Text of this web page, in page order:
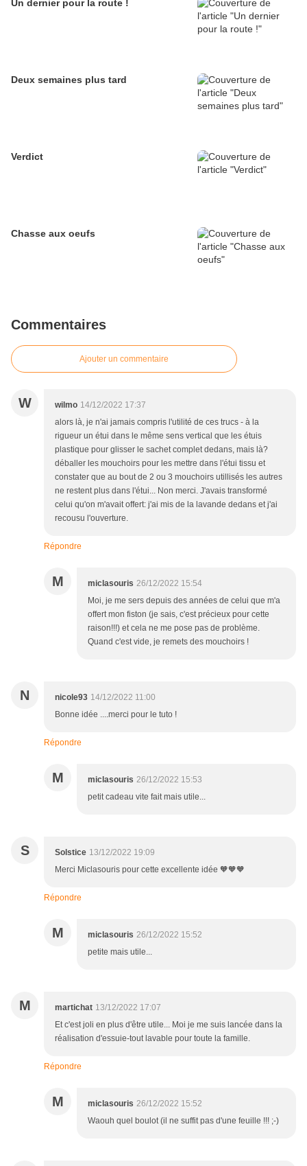
Un dernier pour la route !
Deux semaines plus tard
Verdict
Chasse aux oeufs
Commentaires
Ajouter un commentaire
W wilmo 14/12/2022 17:37
alors là, je n'ai jamais compris l'utilité de ces trucs - à la
rigueur un étui dans le même sens vertical que les étuis
plastique pour glisser le sachet complet dedans, mais là?
déballer les mouchoirs pour les mettre dans l'étui tissu et
constater que au bout de 2 ou 3 mouchoirs utillisés les autres
ne restent plus dans l'étui... Non merci. J'avais transformé
celui qu'on m'avait offert: j'ai mis de la lavande dedans et j'ai
recousu l'ouverture.
Répondre
M miclasouris 26/12/2022 15:54
Moi, je me sers depuis des années de celui que m'a
offert mon fiston (je sais, c'est précieux pour cette
raison!!!) et cela ne me pose pas de problème.
Quand c'est vide, je remets des mouchoirs !
N nicole93 14/12/2022 11:00
Bonne idée ....merci pour le tuto !
Répondre
M miclasouris 26/12/2022 15:53
petit cadeau vite fait mais utile...
S Solstice 13/12/2022 19:09
Merci Miclasouris pour cette excellente idée 🧡🧡🧡
Répondre
M miclasouris 26/12/2022 15:52
petite mais utile...
M martichat 13/12/2022 17:07
Et c'est joli en plus d'être utile... Moi je me suis lancée dans la
réalisation d'essuie-tout lavable pour toute la famille.
Répondre
M miclasouris 26/12/2022 15:52
Waouh quel boulot (il ne suffit pas d'une feuille !!! ;-)